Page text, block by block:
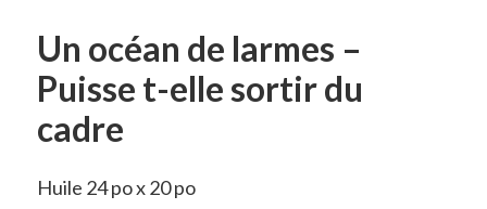
Un océan de larmes –
Puisse t-elle sortir du
cadre
Huile 24 po x 20 po